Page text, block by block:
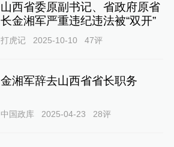
山西省委原副书记、省政府原省
长金湘军严重违纪违法被“双开”
打虎记 2025-10-10 47评
金湘军辞去山西省省长职务
中国政库 2025-04-23 28评